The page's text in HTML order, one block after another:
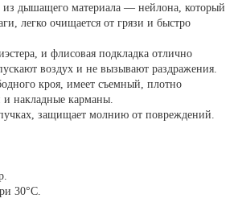
из дышащего материала — нейлона, который
легко очищается от грязи и быстро
и флисовая подкладка отлично
воздух и не вызывают раздражения.
кроя, имеет съемный, плотно
накладные карманы.
защищает молнию от повреждений.
30°С.